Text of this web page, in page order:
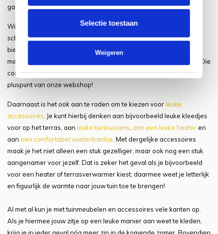
Selectie toestaan
Weigeren
gaat maken met betrekking tot de meubelen in de tuin.
Wil je de juiste meubelen voor de komende zomer aan gaan
schaffen? Dan ben je daarvoor bij ons aan het juiste adres. Wij
bieden namelijk tal van meubelen voor in de tuin aan; deze
meubelen zijn van de beste merken en zijn zéér scherp geprijsd. Die
combinatie is redelijk uniek te noemen en is dus een absoluut
pluspunt van onze webshop!
Daarnaast is het ook aan te raden om te kiezen voorleuke
accessoires . Je kunt hierbij denken aan bijvoorbeeld leuke kleedjes
voor op het terras, aan leuke tuinkussens aan een leuke heateren
aan een comfortabel voetenbankje . Met dergelijke accessoires
maak je het niet alleen een stuk gezelliger, maar ook nog een stuk
aangenamer voor jezelf. Dat is zeker het geval als je bijvoorbeeld
voor een heater of terrasverwarmer kiest; daarmee weet je letterlijk
en figuurlijk de warmte naar jouw tuin toe te brengen!
Al met al kun je met tuinmeubelen en accessoires vele kanten op.
Als je hiermee jouw zitje op een leuke manier aan weet te kleden,